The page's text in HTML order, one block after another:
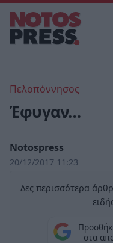
Πελοπόννησος
Έφυγαν…
Notospress
20/12/2017 11:23
Δες περισσότερα
στα